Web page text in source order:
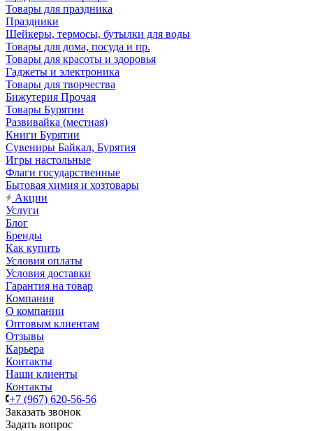
Товары для праздника
Праздники
Шейкеры, термосы, бутылки для воды
Товары для дома, посуда и пр.
Товары для красоты и здоровья
Гаджеты и электроника
Товары для творчества
Бижутерия Прочая
Товары Бурятии
Развивайка (местная)
Книги Бурятии
Сувениры Байкал, Бурятия
Игры настольные
Флаги государственные
Бытовая химия и хозтовары
Акции
Услуги
Блог
Бренды
Как купить
Условия оплаты
Условия доставки
Гарантия на товар
Компания
О компании
Оптовым клиентам
Отзывы
Карьера
Контакты
Наши клиенты
Контакты
+7 (967) 620-56-56
Заказать звонок
Задать вопрос